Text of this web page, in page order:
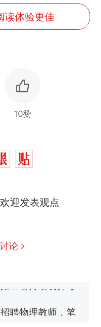
读体验更佳
10赞
迎发表观点
论
我回家”改写了
鲨鱼徒手将其拽
者直呼震惊 （视频
聘物理教师，笔
淘汰？教育局：